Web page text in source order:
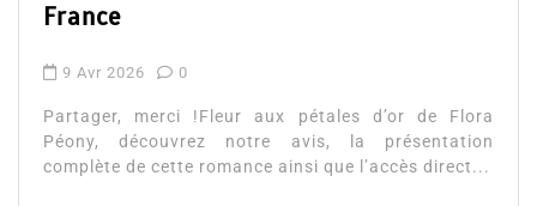
aux pétales d’or de Flora
avis, la présentation
ainsi que l’accès direct...